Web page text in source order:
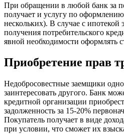
При обращении в любой банк за
получает и услугу по
нескольких). В случае с ипотекой
получения потребительского
явной необходимости оформлять
Приобретение прав
Недобросовестные заемщики
заинтересовать другого. Банк
кредитной организации
задолженность за 15-20%
Покупатель получает в виде
при условии, что сможет их